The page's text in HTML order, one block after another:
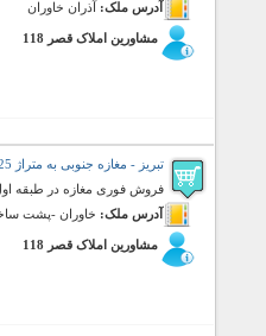
آدرس ملک: آذران خاوران
مشاورین املاک قصر 118
تبریز - مغازه جنوبی به متراژ 25 متر مربع (فروش)
فروش فوری مغازه در طبقه اول
آدرس ملک: خاوران -پشت
مشاورین املاک قصر 118